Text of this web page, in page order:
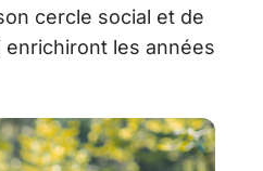
cercle social et de
les années